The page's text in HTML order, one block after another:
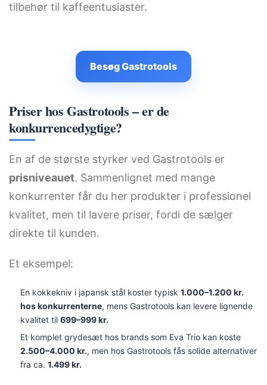
tilbehør til kaffeentusiaster.
Besøg Gastrotools
Priser hos Gastrotools – er de
konkurrencedygtige?
En af de største styrker ved Gastrotools er
prisniveauet. Sammenlignet med mange
konkurrenter får du her produkter i professionel
kvalitet, men til lavere priser, fordi de sælger
direkte til kunden.
Et eksempel:
En kokkekniv i japansk stål koster typisk 1.000–1.200 kr.
hos konkurrenterne, mens Gastrotools kan levere lignende
kvalitet til 699–999 kr.
Et komplet grydesæt hos brands som Eva Trio kan koste
2.500–4.000 kr., men hos Gastrotools fås solide alternativer
fra ca. 1.499 kr.